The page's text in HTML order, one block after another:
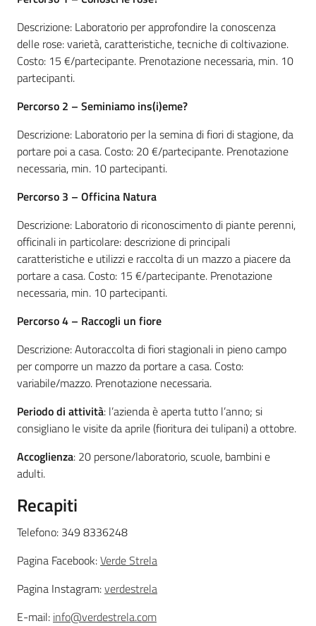
Descrizione: Laboratorio per approfondire la conoscenza
delle rose: varietà, caratteristiche, tecniche di coltivazione.
Costo: 15 €/partecipante. Prenotazione necessaria, min. 10
partecipanti.
Percorso 2 – Seminiamo ins(i)eme?
Descrizione: Laboratorio per la semina di fiori di stagione, da
portare poi a casa. Costo: 20 €/partecipante. Prenotazione
necessaria, min. 10 partecipanti.
Percorso 3 – Officina Natura
Descrizione: Laboratorio di riconoscimento di piante perenni,
officinali in particolare: descrizione di principali
caratteristiche e utilizzi e raccolta di un mazzo a piacere da
portare a casa. Costo: 15 €/partecipante. Prenotazione
necessaria, min. 10 partecipanti.
Percorso 4 – Raccogli un fiore
Descrizione: Autoraccolta di fiori stagionali in pieno campo
per comporre un mazzo da portare a casa. Costo:
variabile/mazzo. Prenotazione necessaria.
Periodo di attività: l’azienda è aperta tutto l’anno; si
consigliano le visite da aprile (fioritura dei tulipani) a ottobre.
Accoglienza: 20 persone/laboratorio, scuole, bambini e
adulti.
Recapiti
Telefono: 349 8336248
Pagina Facebook:Verde Strela
Pagina Instagram:verdestrela
E-mail: info@verdestrela.com